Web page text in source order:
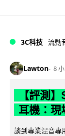
3C科技 流動
Lawton 8
【評測
耳機：現
談到專業混音專